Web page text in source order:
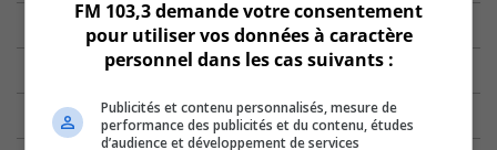
FM 103,3 demande votre consentement
pour utiliser vos données à caractère
personnel dans les cas suivants :
Publicités et contenu personnalisés, mesure de
performance des publicités et du contenu, études
d’audience et développement de services